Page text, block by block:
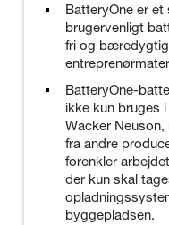
BatteryOne er
brugervenligt
fri og
BatteryOne-
ikke kun bruges
Wacker
fra andre
forenkler
der kun skal
byggepladsen.